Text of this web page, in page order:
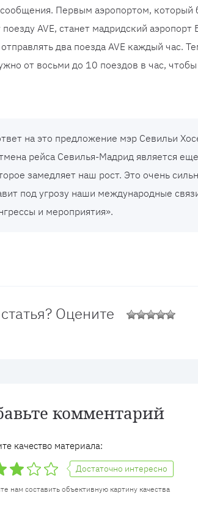
Первым аэропортом, который
AVE, станет мадридский аэропорт
два поезда AVE каждый час.
от восьми до 10 поездов в час,
на это предложение мэр Севильи
рейса Севилья-Мадрид является
замедляет наш рост. Это очень
под угрозу наши международные
и мероприятия».
Оцените
комментарий
качество материала:
Достаточно интересно
нам составить объективную картину качества